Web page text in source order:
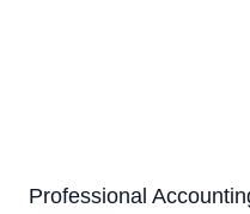
Professional